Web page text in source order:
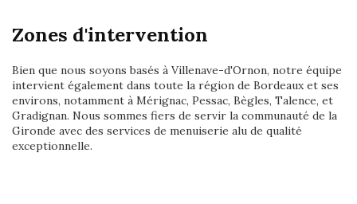
Zones d'intervention
Bien que nous soyons basés à Villenave-d'Ornon, notre équipe
intervient également dans toute la région de Bordeaux et ses
environs, notamment à Mérignac, Pessac, Bègles, Talence, et
Gradignan. Nous sommes fiers de servir la communauté de la
Gironde avec des services de menuiserie alu de qualité
exceptionnelle.